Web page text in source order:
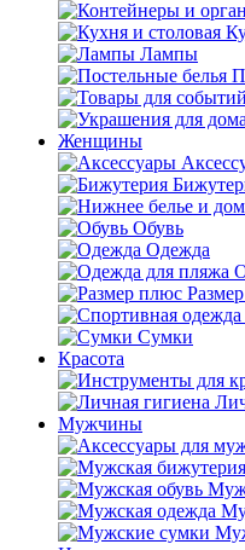
Лампы
Женщины
Обувь
Одежда
Сумки
Красота
Мужчины